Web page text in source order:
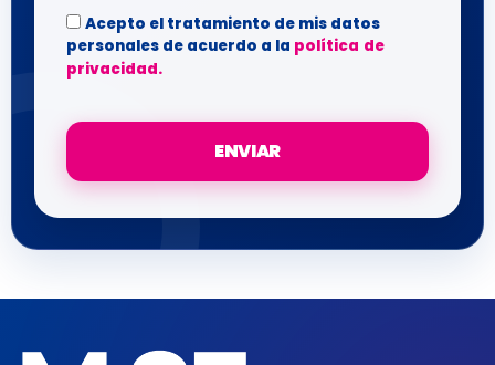
Acepto el tratamiento de mis datos
personales de acuerdo a la política de
privacidad.
ENVIAR